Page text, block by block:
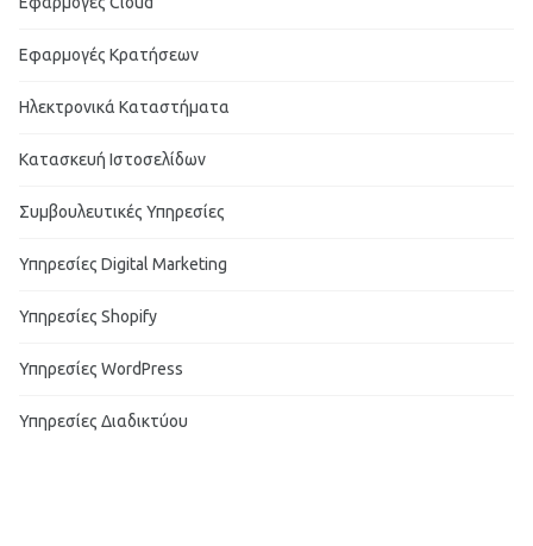
Εφαρμογές Κρατήσεων
Ηλεκτρονικά Καταστήματα
Κατασκευή Ιστοσελίδων
Συμβουλευτικές Υπηρεσίες
Υπηρεσίες Digital Marketing
Υπηρεσίες Shopify
Υπηρεσίες WordPress
Υπηρεσίες Διαδικτύου